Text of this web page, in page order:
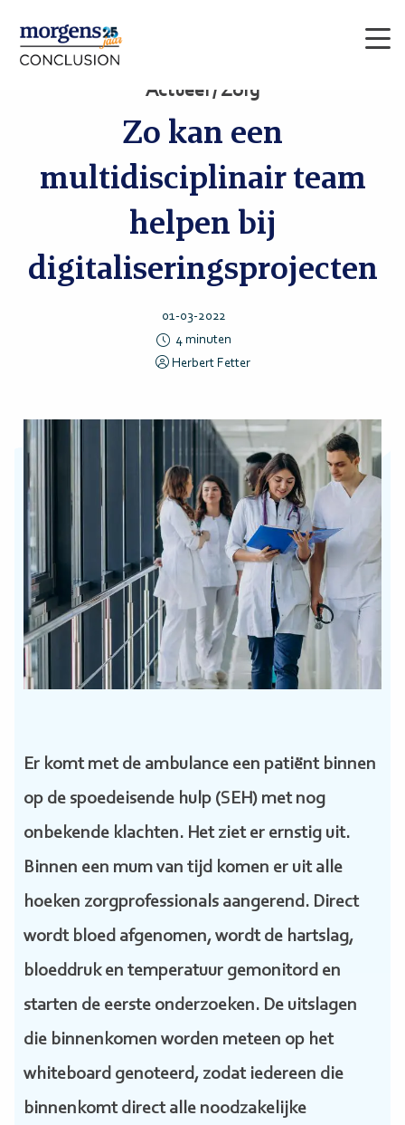
Actueel / Zorg
Zo kan een
multidisciplinair team
helpen bij
digitaliseringsprojecten
01-03-2022
4 minuten
Herbert Fetter
Er komt met de ambulance een patiënt binnen
op de spoedeisende hulp (SEH) met nog
onbekende klachten. Het ziet er ernstig uit.
Binnen een mum van tijd komen er uit alle
hoeken zorgprofessionals aangerend. Direct
wordt bloed afgenomen, wordt de hartslag,
bloeddruk en temperatuur gemonitord en
starten de eerste onderzoeken. De uitslagen
die binnenkomen worden meteen op het
whiteboard genoteerd, zodat iedereen die
binnenkomt direct alle noodzakelijke